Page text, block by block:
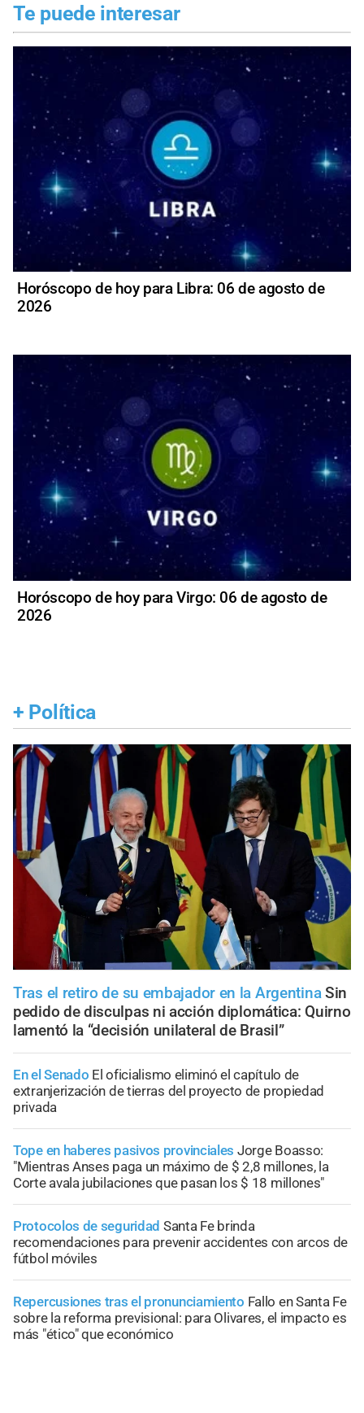
Te puede interesar
Horóscopo de hoy para Libra: 06 de agosto de
2026
Horóscopo de hoy para Virgo: 06 de agosto de
2026
+ Política
Tras el retiro de su embajador en la Argentina Sin
pedido de disculpas ni acción diplomática: Quirno
lamentó la “decisión unilateral de Brasil”
En el Senado El oficialismo eliminó el capítulo de
extranjerización de tierras del proyecto de propiedad
privada
Tope en haberes pasivos provinciales Jorge Boasso:
"Mientras Anses paga un máximo de $ 2,8 millones, la
Corte avala jubilaciones que pasan los $ 18 millones"
Protocolos de seguridad Santa Fe brinda
recomendaciones para prevenir accidentes con arcos de
fútbol móviles
Repercusiones tras el pronunciamiento Fallo en Santa Fe
sobre la reforma previsional: para Olivares, el impacto es
más "ético" que económico